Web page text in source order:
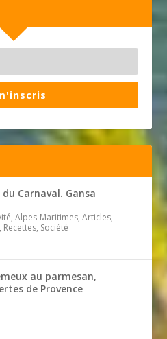
du Carnaval. Gansa
Alpes-Maritimes, Articles,
Société
au parmesan,
de Provence